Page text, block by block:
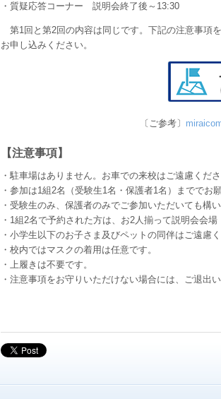
・質疑応答コーナー 説明会終了後～13:30
第1回と第2回の内容は同じです。下記の注意事項を
お申し込みください。
〔ご参考〕
【注意事項】
・駐車場はありません。お車での来校はご遠慮くださ
・参加は1組2名（受験生1名・保護者1名）まででお
・受験生のみ、保護者のみでご参加いただいても構い
・1組2名で予約された方は、お2人揃って説明会会場
・小学生以下のお子さま及びペットの同伴はご遠慮く
・校内ではマスクの着用は任意です。
・上履きは不要です。
・注意事項をお守りいただけない場合には、ご退出